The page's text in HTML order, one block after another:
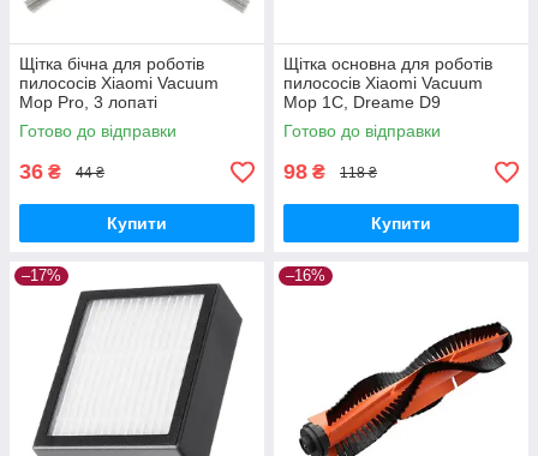
Щітка бічна для роботів
пилососів Xiaomi Vacuum
Mop Pro, 3 лопаті
Готово до відправки
36 ₴ 44 ₴
Купити
Щітка основна для роботів
пилососів Xiaomi Vacuum
Mop 1C, Dreame D9
Готово до відправки
98 ₴ 118 ₴
Купити
–17% –16%